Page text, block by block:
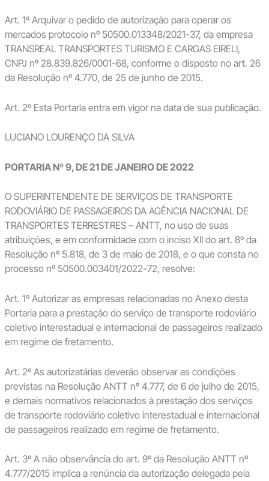
Art. 1º Arquivar o pedido de autorização para operar os
mercados protocolo nº 50500.013348/2021-37, da empresa
TRANSREAL TRANSPORTES TURISMO E CARGAS EIRELI,
CNPJ nº 28.839.826/0001-68, conforme o disposto no art. 26
da Resolução nº 4.770, de 25 de junho de 2015.
Art. 2º Esta Portaria entra em vigor na data de sua publicação.
LUCIANO LOURENÇO DA SILVA
PORTARIA Nº 9, DE 21 DE JANEIRO DE 2022
O SUPERINTENDENTE DE SERVIÇOS DE TRANSPORTE
RODOVIÁRIO DE PASSAGEIROS DA AGÊNCIA NACIONAL DE
TRANSPORTES TERRESTRES – ANTT, no uso de suas
atribuições, e em conformidade com o inciso XII do art. 8º da
Resolução nº 5.818, de 3 de maio de 2018, e o que consta no
processo nº 50500.003401/2022-72, resolve:
Art. 1º Autorizar as empresas relacionadas no Anexo desta
Portaria para a prestação do serviço de transporte rodoviário
coletivo interestadual e internacional de passageiros realizado
em regime de fretamento.
Art. 2º As autorizatárias deverão observar as condições
previstas na Resolução ANTT nº 4.777, de 6 de julho de 2015,
e demais normativos relacionados à prestação dos serviços
de transporte rodoviário coletivo interestadual e internacional
de passageiros realizado em regime de fretamento.
Art. 3º A não observância do art. 9º da Resolução ANTT nº
4.777/2015 implica a renúncia da autorização delegada pela